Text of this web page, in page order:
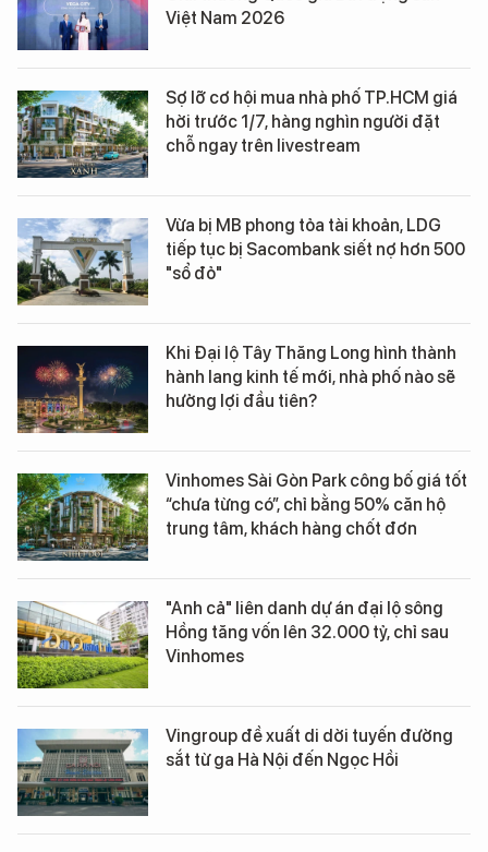
Việt Nam 2026
Sợ lỡ cơ hội mua nhà phố TP.HCM giá
hời trước 1/7, hàng nghìn người đặt
chỗ ngay trên livestream
Vừa bị MB phong tỏa tài khoản, LDG
tiếp tục bị Sacombank siết nợ hơn 500
"sổ đỏ"
Khi Đại lộ Tây Thăng Long hình thành
hành lang kinh tế mới, nhà phố nào sẽ
hưởng lợi đầu tiên?
Vinhomes Sài Gòn Park công bố giá tốt
“chưa từng có”, chỉ bằng 50% căn hộ
trung tâm, khách hàng chốt đơn
"Anh cả" liên danh dự án đại lộ sông
Hồng tăng vốn lên 32.000 tỷ, chỉ sau
Vinhomes
Vingroup đề xuất di dời tuyến đường
sắt từ ga Hà Nội đến Ngọc Hồi